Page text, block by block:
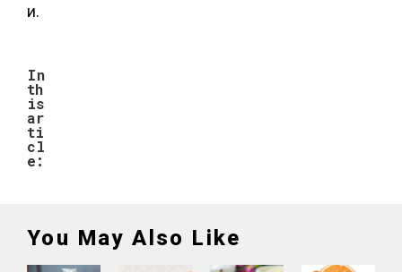
и.
In
th
is
ar
ti
cl
e:
You May Also Like